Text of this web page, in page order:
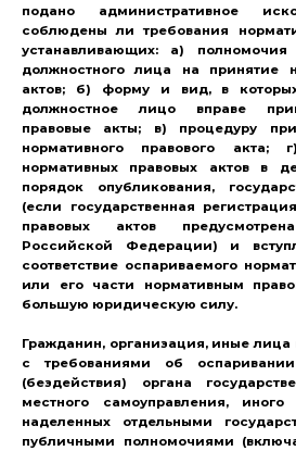
подано административное
соблюдены ли требования
устанавливающих: а) полномочия
должностного лица на принятие
актов; б) форму и вид, в
должностное лицо вправе
правовые акты; в) процедуру
нормативного правового акта;
нормативных правовых актов в
порядок опубликования,
(если государственная
правовых актов
Российской Федерации) и
соответствие оспариваемого
или его части нормативным
большую юридическую силу.
Гражданин, организация, иные лица
с требованиями об
(бездействия) органа
местного самоуправления, иного
наделенных отдельными
публичными полномочиями